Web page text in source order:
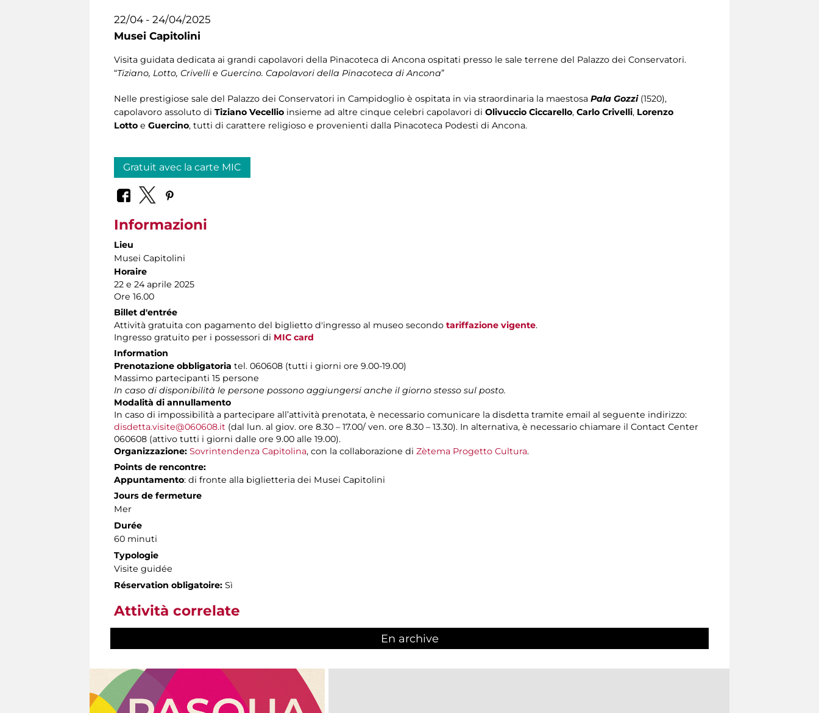
22/04 - 24/04/2025
Musei Capitolini
Visita guidata dedicata ai grandi capolavori della Pinacoteca di Ancona ospitati presso le sale terrene del Palazzo dei Conservatori.
“Tiziano, Lotto, Crivelli e Guercino. Capolavori della Pinacoteca di Ancona”
Nelle prestigiose sale del Palazzo dei Conservatori in Campidoglio è ospitata in via straordinaria la maestosa Pala Gozzi (1520),
capolavoro assoluto di Tiziano Vecellio insieme ad altre cinque celebri capolavori di Olivuccio Ciccarello, Carlo Crivelli, Lorenzo
Lotto e Guercino, tutti di carattere religioso e provenienti dalla Pinacoteca Podesti di Ancona.
Gratuit avec la carte MIC
Informazioni
Lieu
Musei Capitolini
Horaire
22 e 24 aprile 2025
Ore 16.00
Billet d'entrée
Attività gratuita con pagamento del biglietto d'ingresso al museo secondo tariffazione vigente.
Ingresso gratuito per i possessori di MIC card
Information
Prenotazione obbligatoria tel. 060608 (tutti i giorni ore 9.00-19.00)
Massimo partecipanti 15 persone
In caso di disponibilità le persone possono aggiungersi anche il giorno stesso sul posto.
Modalità di annullamento
In caso di impossibilità a partecipare all’attività prenotata, è necessario comunicare la disdetta tramite email al seguente indirizzo:
disdetta.visite@060608.it (dal lun. al giov. ore 8.30 – 17.00/ ven. ore 8.30 – 13.30). In alternativa, è necessario chiamare il Contact Center
060608 (attivo tutti i giorni dalle ore 9.00 alle 19.00).
Organizzazione: Sovrintendenza Capitolina, con la collaborazione di Zètema Progetto Cultura.
Points de rencontre:
Appuntamento: di fronte alla biglietteria dei Musei Capitolini
Jours de fermeture
Mer
Durée
60 minuti
Typologie
Visite guidée
Réservation obligatoire: Sì
Attività correlate
En archive